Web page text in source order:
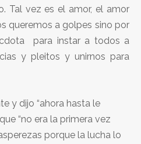
Tal vez es el amor, el amor
queremos a golpes sino por
para instar a todos a
y pleitos y unirnos para
y dijo “ahora hasta le
“no era la primera vez
porque la lucha lo